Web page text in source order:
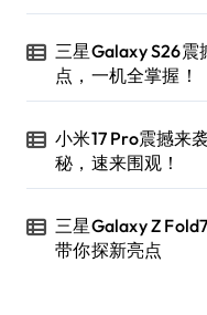
三星Galaxy S26
点，一机全掌握！
小米17 Pro震撼来
秘，速来围观！
三星Galaxy Z
带你探新亮点